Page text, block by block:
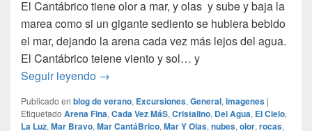
El Cantábrico tiene olor a mar, y olas y sube y baja la
marea como si un gigante sediento se hubiera bebido
el mar, dejando la arena cada vez más lejos del agua.
El Cantábrico teiene viento y sol… y
Seguir leyendo El Mar Cantábrico
→
Publicado en blog de verano, Excursiones, General, imagenes |
Etiquetado Arena Fina, Cada Vez MáS, Cristalino, Del Agua, El Cielo,
La Luz, Mar Bravo, Mar CantáBrico, Mar Y Olas, nubes, olor, rocas,